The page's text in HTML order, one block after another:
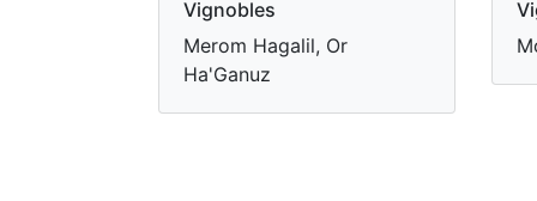
Vignobles
Merom Hagalil, Or
Ha'Ganuz